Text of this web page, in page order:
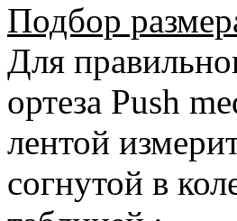
Подбор
Для
ортеза Push
лентой
согнутой в